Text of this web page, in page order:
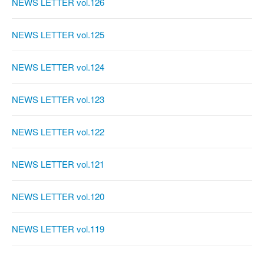
NEWS LETTER vol.125
NEWS LETTER vol.124
NEWS LETTER vol.123
NEWS LETTER vol.122
NEWS LETTER vol.121
NEWS LETTER vol.120
NEWS LETTER vol.119